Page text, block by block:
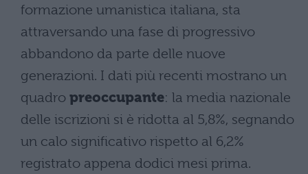
formazione umanistica italiana, sta
attraversando una fase di progressivo
abbandono da parte delle nuove
generazioni. I dati più recenti mostrano un
quadro preoccupante: la media nazionale
delle iscrizioni si è ridotta al 5,8%, segnando
un calo significativo rispetto al 6,2%
registrato appena dodici mesi prima.